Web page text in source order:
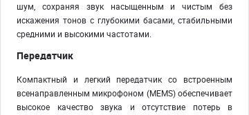
шум, сохраняя звук насыщенным и чистым без
искажения тонов с глубокими басами, стабильными
средними и высокими частотами.
Передатчик
Компактный и легкий передатчик со встроенным
всенаправленным микрофоном (MEMS) обеспечивает
высокое качество звука и отсутствие потерь в